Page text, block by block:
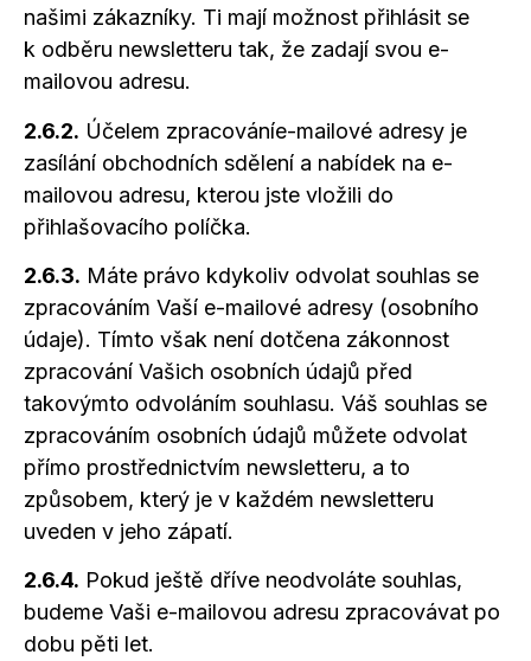
našimi zákazníky. Ti mají možnost přihlásit se
k odběru newsletteru tak, že zadají svou e-
mailovou adresu.
2.6.2. Účelem zpracováníe-mailové adresy je
zasílání obchodních sdělení a nabídek na e-
mailovou adresu, kterou jste vložili do
přihlašovacího políčka.
2.6.3. Máte právo kdykoliv odvolat souhlas se
zpracováním Vaší e-mailové adresy (osobního
údaje). Tímto však není dotčena zákonnost
zpracování Vašich osobních údajů před
takovýmto odvoláním souhlasu. Váš souhlas se
zpracováním osobních údajů můžete odvolat
přímo prostřednictvím newsletteru, a to
způsobem, který je v každém newsletteru
uveden v jeho zápatí.
2.6.4. Pokud ještě dříve neodvoláte souhlas,
budeme Vaši e-mailovou adresu zpracovávat po
dobu pěti let.